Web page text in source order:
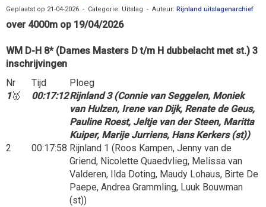
Geplaatst op 21-04-2026 - Categorie: Uitslag - Auteur: Rijnland uitslagenarchief
over 4000m op 19/04/2026
WM D-H 8* (Dames Masters D t/m H dubbelacht met st.) 3
inschrijvingen
Nr
Tijd
Ploeg
1🥇 00:17:12Rijnland 3 (Connie van Seggelen, Moniek
van Hulzen, Irene van Dijk, Renate de Geus,
Pauline Roest, Jeltje van der Steen, Maritta
Kuiper, Marije Jurriens, Hans Kerkers (st))
2
00:17:58 Rijnland 1 (Roos Kampen, Jenny van de
Griend, Nicolette Quaedvlieg, Melissa van
Valderen, Ilda Doting, Maudy Lohaus, Birte De
Paepe, Andrea Grammling, Luuk Bouwman
(st))